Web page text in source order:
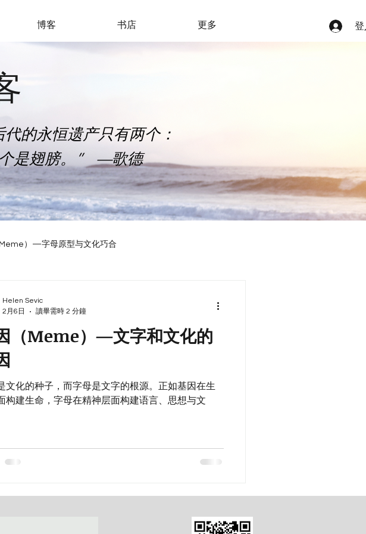
博客 书店 更多 登
的永恒遗产只有两个：
个是翅膀。” —歌德
）—字母原型与文化巧合
（Meme）—文字和文化的
文化的种子，而字母是文字的根源。正如基因在生
构建生命，字母在精神层面构建语言、思想与文
Helen Sevic
2月6日
讀畢需時 2 分鐘